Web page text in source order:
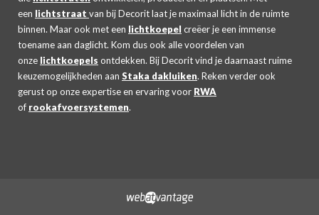
een lichtstraat van bij Decorit laat je maximaal licht in de ruimte
binnen. Maar ook met een lichtkoepel creëer je een immense
toename aan daglicht. Kom dus ook alle voordelen van
onze lichtkoepels ontdekken. Bij Decorit vind je daarnaast ruime
keuzemogelijkheden aan Staka dakluiken. Reken verder ook
gerust op onze expertise en ervaring voor RWA
of rookafvoersystemen.